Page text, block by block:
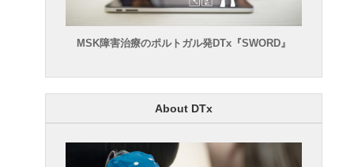
MSK障害治療のポルトガル発DTx『SWORD』
About DTx